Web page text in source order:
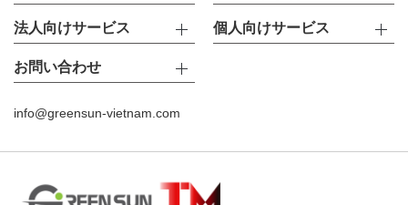
法人向けサービス 個人向けサービス
お問い合わせ
info@greensun-vietnam.com